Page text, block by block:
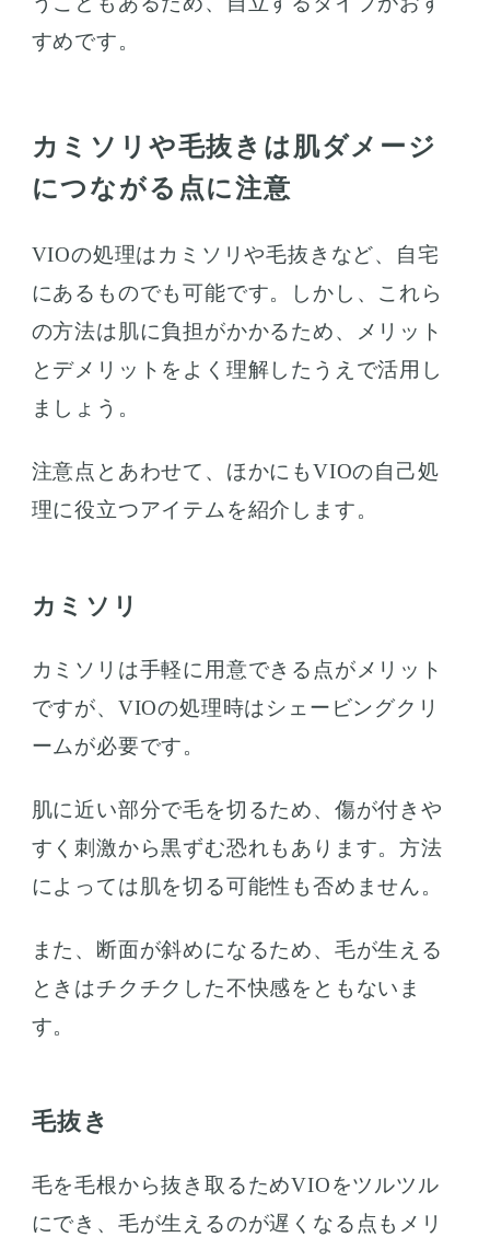
すめです。
カミソリや毛抜きは肌ダメージ
につながる点に注意
VIOの処理はカミソリや毛抜きなど、自宅
にあるものでも可能です。しかし、これら
の方法は肌に負担がかかるため、メリット
とデメリットをよく理解したうえで活用し
ましょう。
注意点とあわせて、ほかにもVIOの自己処
理に役立つアイテムを紹介します。
カミソリ
カミソリは手軽に用意できる点がメリット
ですが、VIOの処理時はシェービングクリ
ームが必要です。
肌に近い部分で毛を切るため、傷が付きや
すく刺激から黒ずむ恐れもあります。方法
によっては肌を切る可能性も否めません。
また、断面が斜めになるため、毛が生える
ときはチクチクした不快感をともないま
す。
毛抜き
毛を毛根から抜き取るためVIOをツルツル
にでき、毛が生えるのが遅くなる点もメリ